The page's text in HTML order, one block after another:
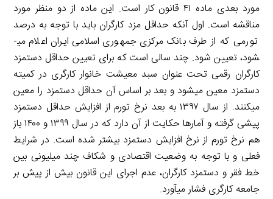
مورد بعدی ماده ۴۱ قانون کار است. این ماده از دو منظر مورد
مناقشه است. اول آن­که حداقل مزد کارگران باید با توجه به درصد
تورمی که از طرف بانک مرکزی جمهوری اسلامی ایران اعلام می­
شود، تعیین شود. چند سالی است که برای تعیین حداقل دستمزد
کارگران رقمی تحت عنوان سبد معیشت خانوار کارگری در کمیته
دستمزد معین می­شود و بعد بر اساس آن حداقل دستمزد را معین
می­کنند. از سال ۱۳۹۷ به بعد نرخ تورم از افزایش حداقل دستمزد
پیشی گرفته و آمارها حکایت از آن دارد که در سال ۱۳۹۹ و ۱۴۰۰ باز
هم نرخ تورم از نرخ افزایش دستمزد بیشتر شده است. در شرایط
فعلی و با توجه به وضعیت اقتصادی و شکاف چند میلیونی بین
خط فقر و دستمزد کارگران، عدم اجرای این قانون بیش از پیش بر
جامعه کارگری فشار می­آورد.